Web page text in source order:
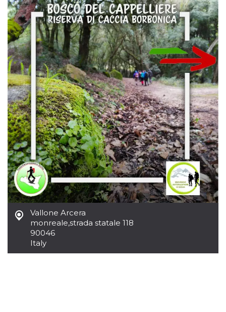
Vallone Arcera
monreale,strada statale 118
90046
Italy